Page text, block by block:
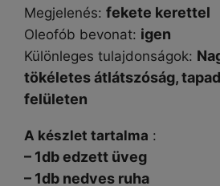
Megjelenés: fekete kerettel
Oleofób bevonat: igen
Különleges tulajdonságok:
tökéletes átlátszóság,
felületen
A készlet tartalma :
– 1db edzett üveg
– 1db nedves ruha